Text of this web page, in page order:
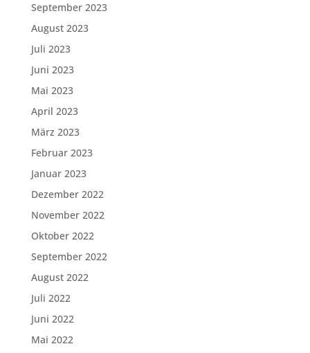
September 2023
August 2023
Juli 2023
Juni 2023
Mai 2023
April 2023
März 2023
Februar 2023
Januar 2023
Dezember 2022
November 2022
Oktober 2022
September 2022
August 2022
Juli 2022
Juni 2022
Mai 2022